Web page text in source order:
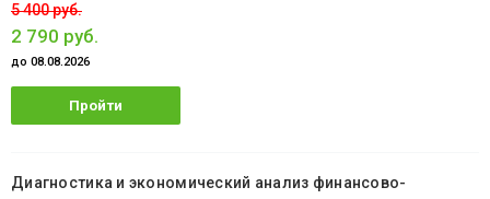
5 400 руб.
2 790 руб.
до 08.08.2026
Пройти
Диагностика и экономический анализ финансово-